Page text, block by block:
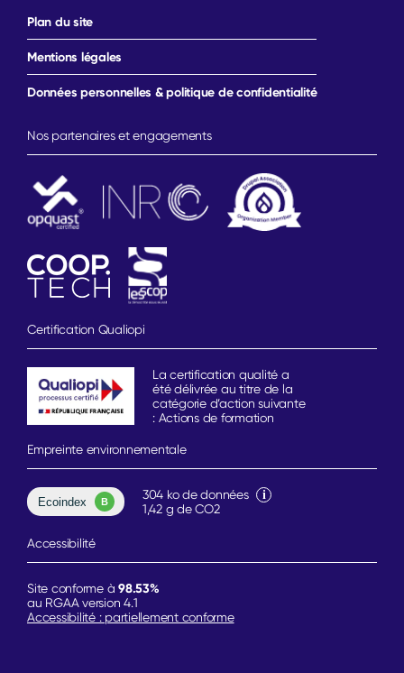
Plan du site
Mentions légales
Données personnelles & politique de confidentialité
Nos partenaires et engagements
Certification Qualiopi
La certification qualité a
été délivrée au titre de la
catégorie d’action suivante
: Actions de formation
Empreinte environnementale
304 ko de données
1,42 g de CO2
Accessibilité
Site conforme à98.53%
au RGAA version 4.1
Accessibilité : partiellement conforme